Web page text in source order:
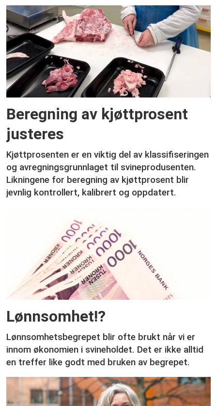
Beregning av kjøttprosent
justeres
Kjøttprosenten er en viktig del av klassifiseringen
og avregningsgrunnlaget til svineprodusenten.
Likningene for beregning av kjøttprosent blir
jevnlig kontrollert, kalibrert og oppdatert.
Lønnsomhet!?
Lønnsomhetsbegrepet blir ofte brukt når vi er
innom økonomien i svineholdet. Det er ikke alltid
en treffer like godt med bruken av begrepet.